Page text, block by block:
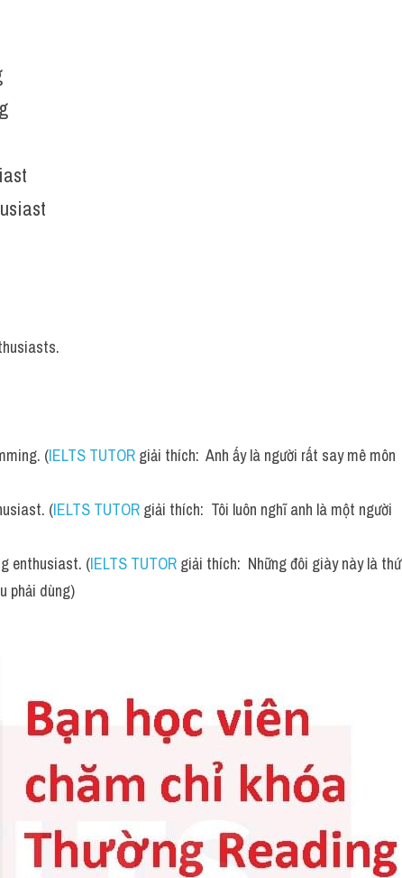
(IELTS TUTOR giải thích:  Anh ấy là người rất say mê môn
(IELTS TUTOR giải thích:  Tôi luôn nghĩ anh là một người
enthusiast. (IELTS TUTOR giải thích:  Những đôi giày này là thứ
phải dùng)